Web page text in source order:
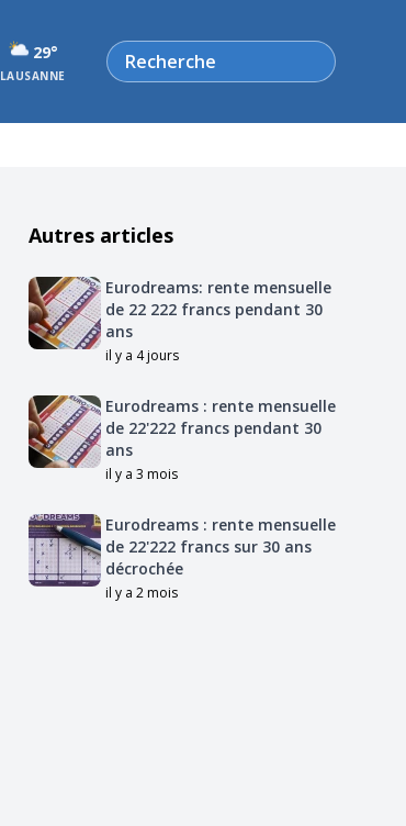
29°
LAUSANNE
Rechercher
Autres articles
Eurodreams: rente mensuelle
de 22 222 francs pendant 30
ans
il y a 4 jours
Eurodreams : rente mensuelle
de 22'222 francs pendant 30
ans
il y a 3 mois
Eurodreams : rente mensuelle
de 22'222 francs sur 30 ans
décrochée
il y a 2 mois